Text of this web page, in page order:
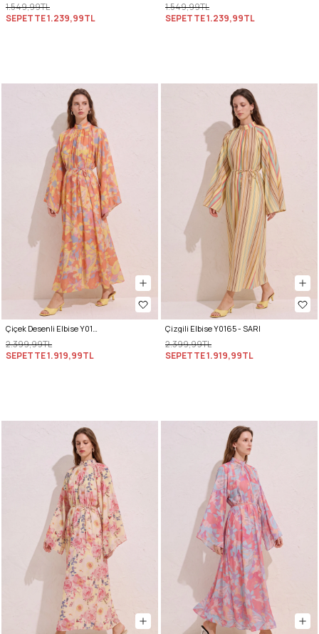
1.549,99TL
SEPETTE1.239,99TL
1.549,99TL
SEPETTE1.239,99TL
Çiçek Desenli Elbise Y0165 - TURUNCU
2.399,99TL
SEPETTE1.919,99TL
Çizgili Elbise Y0165 - SARI
2.399,99TL
SEPETTE1.919,99TL